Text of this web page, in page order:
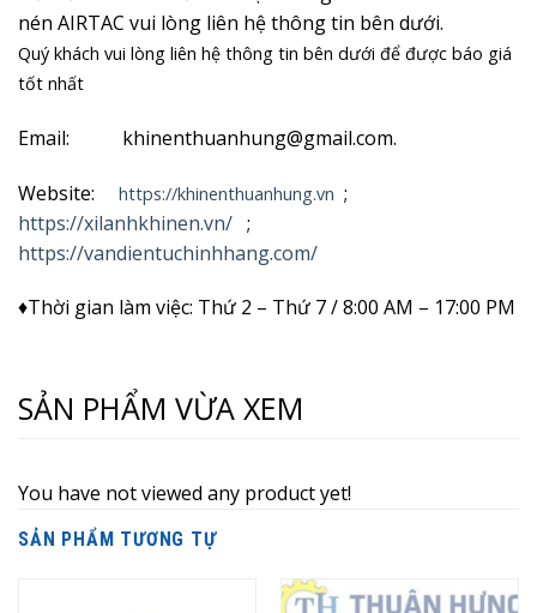
nén AIRTAC vui lòng liên hệ thông tin bên dưới.
Quý khách vui lòng liên hệ thông tin bên dưới để được báo giá
tốt nhất
Email: khinenthuanhung@gmail.com.
Website: https://khinenthuanhung.vn ;
https://xilanhkhinen.vn/ ;
https://vandientuchinhhang.com/
♦Thời gian làm việc: Thứ 2 – Thứ 7 / 8:00 AM – 17:00 PM
SẢN PHẨM VỪA XEM
You have not viewed any product yet!
SẢN PHẨM TƯƠNG TỰ